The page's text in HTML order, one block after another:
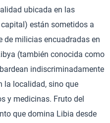
ubicada en las
están sometidos a
de milicias encuadradas en
(también conocida como
indiscriminadamente
la localidad, sino que
y medicinas. Fruto del
que domina Libia desde